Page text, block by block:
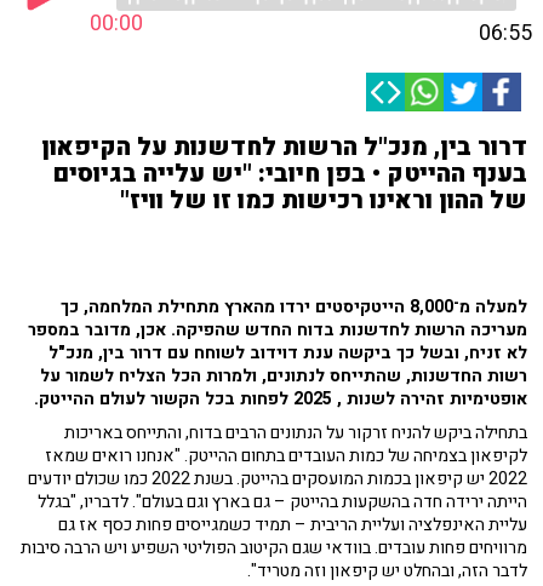
00:00 06:55
דרור בין, מנכ"ל הרשות לחדשנות על הקיפאון
בענף ההייטק • בפן חיובי: "יש עלייה בגיוסים
של ההון וראינו רכישות כמו זו של וויז"
למעלה מ־8,000 הייטקיסטים ירדו מהארץ מתחילת המלחמה, כך
מעריכה הרשות לחדשנות בדוח החדש שהפיקה. אכן, מדובר במספר
לא זניח, ובשל כך ביקשה ענת דוידוב לשוחח עם דרור בין, מנכ"ל
רשות החדשנות, שהתייחס לנתונים, ולמרות הכל הצליח לשמור על
אופטימיות זהירה לשנות , 2025 לפחות בכל הקשור לעולם ההייטק.
בתחילה ביקש להניח זרקור על הנתונים הרבים בדוח, והתייחס באריכות
לקיפאון בצמיחה של כמות העובדים בתחום ההייטק. "אנחנו רואים שמאז
2022 יש קיפאון בכמות המועסקים בהייטק. בשנת 2022 כמו שכולם יודעים
הייתה ירידה חדה בהשקעות בהייטק – גם בארץ וגם בעולם". לדבריו, "בגלל
עליית האינפלציה ועליית הריבית – תמיד כשמגייסים פחות כסף אז גם
מרוויחים פחות עובדים. בוודאי שגם הקיטוב הפוליטי השפיע ויש הרבה סיבות
לדבר הזה, ובהחלט יש קיפאון וזה מטריד".